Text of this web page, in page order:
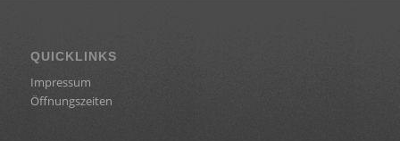
QUICKLINKS
Impressum
Öffnungszeiten